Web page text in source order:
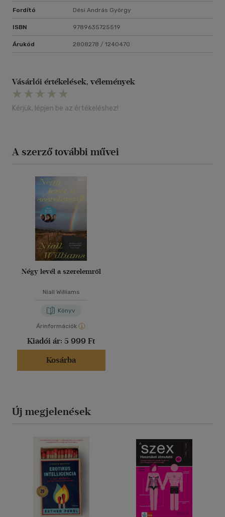
Fordító Dési András György
ISBN 9789635725519
Árukód 2808278 / 1240470
Vásárlói értékelések, vélemények
Kérjük, lépjen be az értékeléshez!
A szerző további művei
Négy levél a szerelemről
Niall Williams
Könyv
Árinformációk
Kiadói ár: 5 999 Ft
Kosárba
Új megjelenések